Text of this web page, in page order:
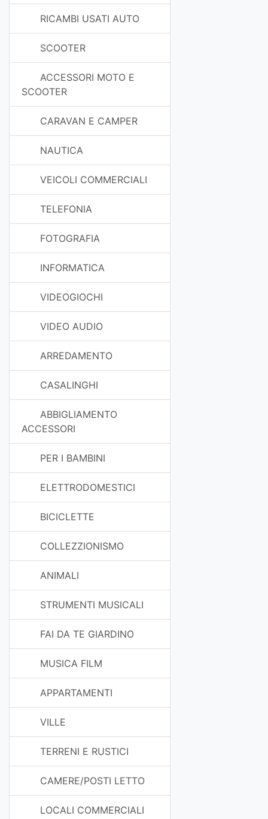
RICAMBI USATI AUTO
SCOOTER
ACCESSORI MOTO E
SCOOTER
CARAVAN E CAMPER
NAUTICA
VEICOLI COMMERCIALI
TELEFONIA
FOTOGRAFIA
INFORMATICA
VIDEOGIOCHI
VIDEO AUDIO
ARREDAMENTO
CASALINGHI
ABBIGLIAMENTO
ACCESSORI
PER I BAMBINI
ELETTRODOMESTICI
BICICLETTE
COLLEZZIONISMO
ANIMALI
STRUMENTI MUSICALI
FAI DA TE GIARDINO
MUSICA FILM
APPARTAMENTI
VILLE
TERRENI E RUSTICI
CAMERE/POSTI LETTO
LOCALI COMMERCIALI